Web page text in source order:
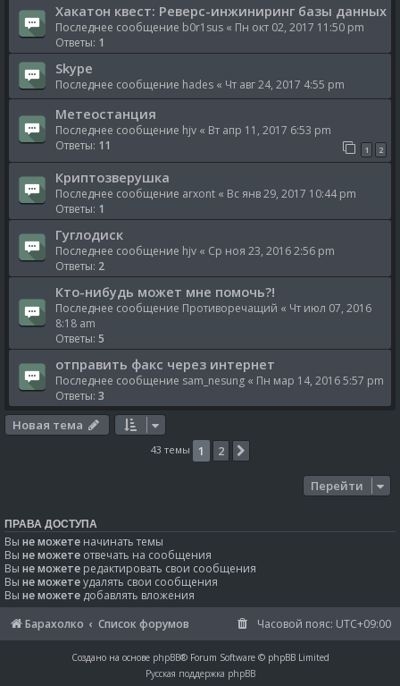
Хакатон квест: Реверс-инжиниринг базы данных
Последнее сообщение b0r1sus « Пн окт 02, 2017 11:50 pm
Ответы: 1
Skype
Последнее сообщение hades « Чт авг 24, 2017 4:55 pm
Метеостанция
Последнее сообщение hjv « Вт апр 11, 2017 6:53 pm
Ответы: 11 1 2
Криптозверушка
Последнее сообщение arxont « Вс янв 29, 2017 10:44 pm
Ответы: 1
Гуглодиск
Последнее сообщение hjv « Ср ноя 23, 2016 2:56 pm
Ответы: 2
Кто-нибудь может мне помочь?!
Последнее сообщение Противоречащий « Чт июл 07, 2016
8:18 am
Ответы: 5
отправить факс через интернет
Последнее сообщение sam_nesung « Пн мар 14, 2016 5:57 pm
Ответы: 3
Новая тема
43 темы 1 2
Перейти
ПРАВА ДОСТУПА
Вы не можете начинать темы
Вы не можете отвечать на сообщения
Вы не можете редактировать свои сообщения
Вы не можетеудалять свои сообщения
Вы не можете добавлять вложения
Барахолко
Список форумов Часовой пояс: UTC+09:00
Создано на основе phpBB® Forum Software © phpBB Limited
Русская поддержка phpBB